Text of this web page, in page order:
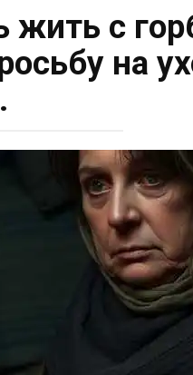
жить с
на